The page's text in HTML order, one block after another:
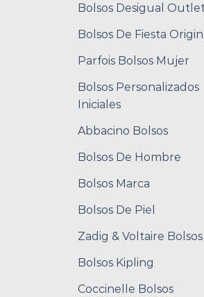
Bolsos Desigual Outlet
Bolsos De Fiesta
Parfois Bolsos Mujer
Bolsos Personalizados
Iniciales
Abbacino Bolsos
Bolsos De Hombre
Bolsos Marca
Bolsos De Piel
Zadig & Voltaire Bolsos
Bolsos Kipling
Coccinelle Bolsos